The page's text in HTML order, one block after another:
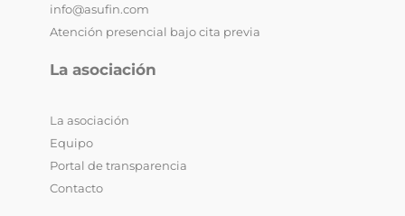
info@asufin.com
Atención presencial bajo cita previa
La asociación
La asociación
Equipo
Portal de transparencia
Contacto